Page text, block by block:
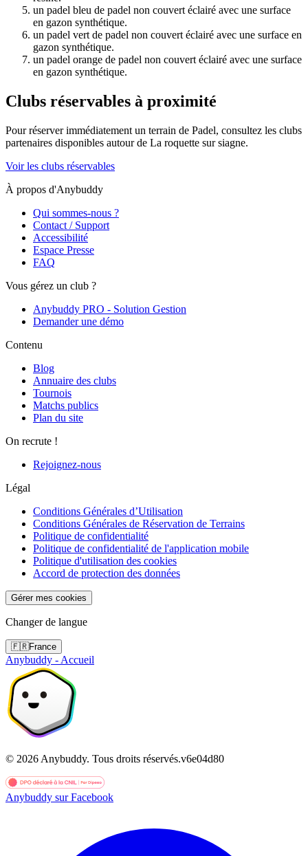
un padel bleu de padel non couvert éclairé avec une surface
en gazon synthétique.
un padel vert de padel non couvert éclairé avec une surface en
gazon synthétique.
un padel orange de padel non couvert éclairé avec une surface
en gazon synthétique.
Clubs réservables à proximité
Pour réserver immédiatement un terrain de Padel, consultez les clubs
partenaires disponibles autour de La roquette sur siagne.
Voir les clubs réservables
À propos d'Anybuddy
Qui sommes-nous ?
Contact / Support
Accessibilité
Espace Presse
FAQ
Vous gérez un club ?
Anybuddy PRO - Solution Gestion
Demander une démo
Contenu
Blog
Annuaire des clubs
Tournois
Matchs publics
Plan du site
On recrute !
Rejoignez-nous
Légal
Conditions Générales d’Utilisation
Conditions Générales de Réservation de Terrains
Politique de confidentialité
Politique de confidentialité de l'application mobile
Politique d'utilisation des cookies
Accord de protection des données
Gérer mes cookies
Changer de langue
🇫🇷France
Anybuddy - Accueil
© 2026 Anybuddy. Tous droits réservés.v6e04d80
Anybuddy sur Facebook